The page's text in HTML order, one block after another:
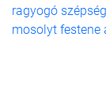
ragyogó
mosolyt festene